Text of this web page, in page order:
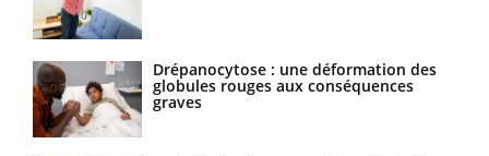
Drépanocytose : une déformation des
globules rouges aux conséquences
graves